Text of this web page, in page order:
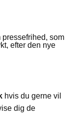
som
efter den nye
hvis du gerne vil
dig de